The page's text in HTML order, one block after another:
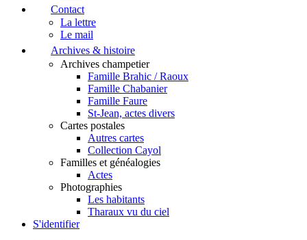
Contact
La lettre
Le mail
Archives & histoire
Archives champetier
Famille Brahic / Raoux
Famille Chabanier
Famille Faure
St-Jean, actes divers
Cartes postales
Autres cartes
Collection Cayol
Familles et généalogies
Actes
Photographies
Les habitants
Tharaux vu du ciel
S'identifier